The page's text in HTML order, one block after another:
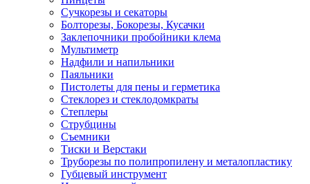
Сучкорезы и секаторы
Болторезы, Бокорезы, Кусачки
Заклепочники пробойники клема
Мультиметр
Надфили и напильники
Паяльники
Пистолеты для пены и герметика
Стеклорез и стеклодомкраты
Степлеры
Струбцины
Съемники
Тиски и Верстаки
Труборезы по полипропилену и металопластику
Губцевый инструмент